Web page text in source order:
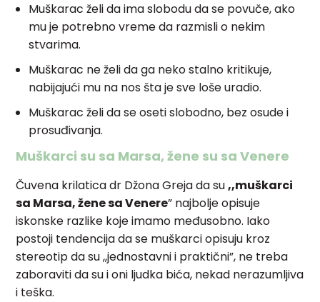
Muškarac želi da ima slobodu da se povuče, ako
mu je potrebno vreme da razmisli o nekim
stvarima.
Muškarac ne želi da ga neko stalno kritikuje,
nabijajući mu na nos šta je sve loše uradio.
Muškarac želi da se oseti slobodno, bez osude i
prosuđivanja.
Muškarci su sa Marsa, žene su sa Venere
Čuvena krilatica dr Džona Greja da su,,muškarci
sa Marsa, žene sa Venere” najbolje opisuje
iskonske razlike koje imamo međusobno. Iako
postoji tendencija da se muškarci opisuju kroz
stereotip da su ,,jednostavni i praktični”, ne treba
zaboraviti da su i oni ljudka bića, nekad nerazumljiva
i teška.